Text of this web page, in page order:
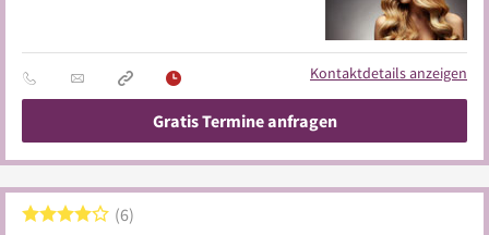
Kontaktdetails anzeigen
Gratis Termine anfragen
6